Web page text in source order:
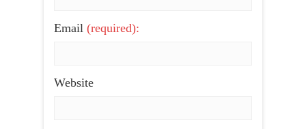
Email (required):
Website